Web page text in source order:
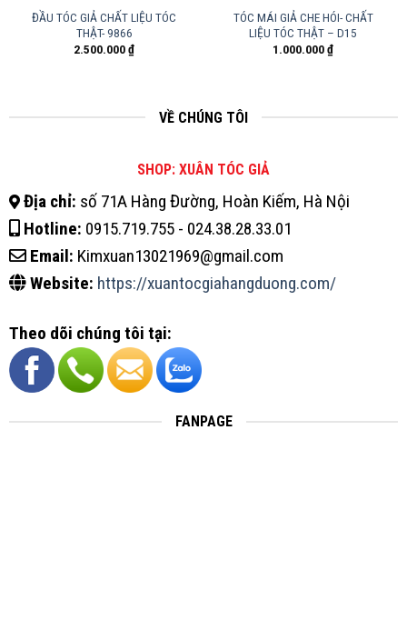
ĐẦU TÓC GIẢ CHẤT LIỆU TÓC
THẬT- 9866
2.500.000₫
TÓC MÁI GIẢ CHE HÓI- CHẤT
LIỆU TÓC THẬT – D15
1.000.000₫
VỀ CHÚNG TÔI
SHOP: XUÂN TÓC GIẢ
Địa chỉ: số 71A Hàng Đường, Hoàn Kiếm, Hà Nội
Hotline: 0915.719.755 - 024.38.28.33.01
Email: Kimxuan13021969@gmail.com
Website: https://xuantocgiahangduong.com/
Theo dõi chúng tôi tại:
FANPAGE